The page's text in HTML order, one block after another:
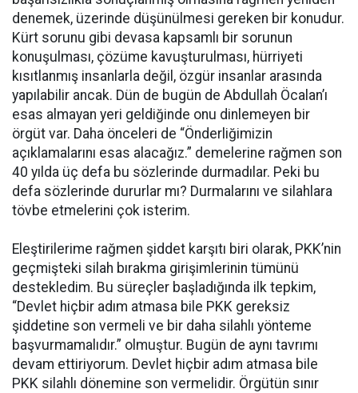
denemek, üzerinde düşünülmesi gereken bir konudur.
Kürt sorunu gibi devasa kapsamlı bir sorunun
konuşulması, çözüme kavuşturulması, hürriyeti
kısıtlanmış insanlarla değil, özgür insanlar arasında
yapılabilir ancak. Dün de bugün de Abdullah Öcalan’ı
esas almayan yeri geldiğinde onu dinlemeyen bir
örgüt var. Daha önceleri de “Önderliğimizin
açıklamalarını esas alacağız.” demelerine rağmen son
40 yılda üç defa bu sözlerinde durmadılar. Peki bu
defa sözlerinde dururlar mı? Durmalarını ve silahlara
tövbe etmelerini çok isterim.
Eleştirilerime rağmen şiddet karşıtı biri olarak, PKK’nin
geçmişteki silah bırakma girişimlerinin tümünü
destekledim. Bu süreçler başladığında ilk tepkim,
“Devlet hiçbir adım atmasa bile PKK gereksiz
şiddetine son vermeli ve bir daha silahlı yönteme
başvurmamalıdır.” olmuştur. Bugün de aynı tavrımı
devam ettiriyorum. Devlet hiçbir adım atmasa bile
PKK silahlı dönemine son vermelidir. Örgütün sınır